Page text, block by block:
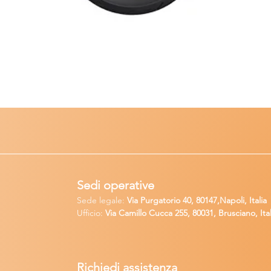
Sedi operative
Sede legale:Via Purgatorio 40, 80147,Napoli, Italia
Ufficio:Via Camillo Cucca 255, 80031, Brusciano,
Richiedi assistenza